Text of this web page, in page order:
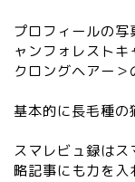
プロフィールの
ャンフォレスト
クロングヘアー＞
基本的に長毛種の
スマレビュ録は
略記事にも力を入